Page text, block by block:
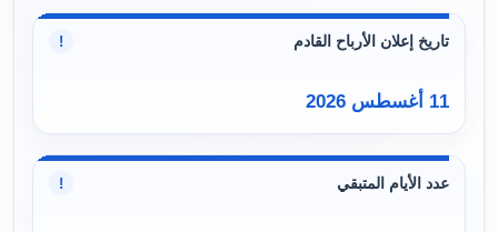
تاريخ إعلان الأرباح القادم !
11 أغسطس 2026
عدد الأيام المتبقي !